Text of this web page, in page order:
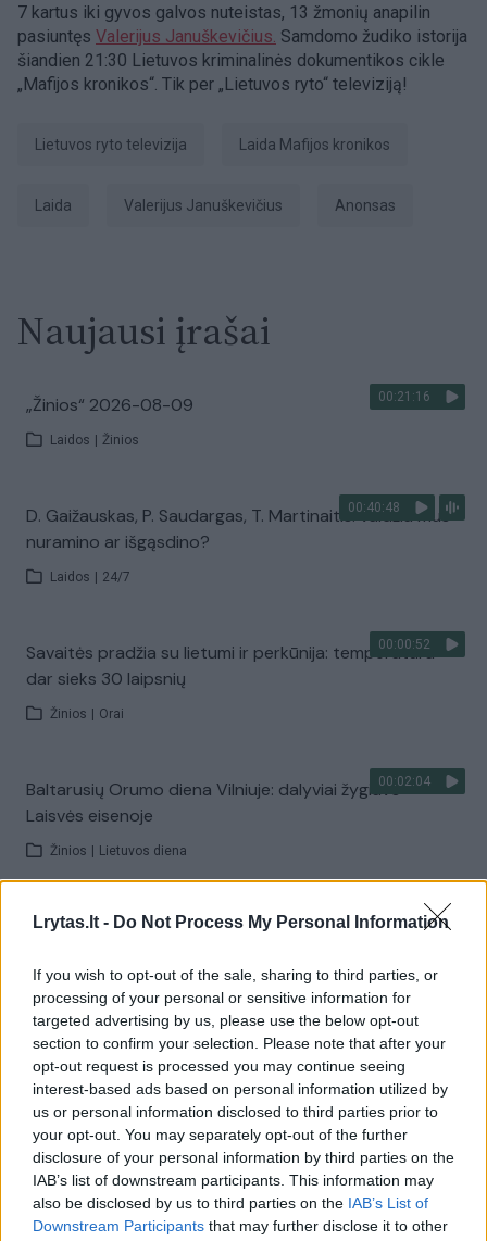
Lrytas.lt - Do Not Process My Personal Information
If you wish to opt-out of the sale, sharing to third parties, or
processing of your personal or sensitive information for
targeted advertising by us, please use the below opt-out
section to confirm your selection. Please note that after your
opt-out request is processed you may continue seeing
interest-based ads based on personal information utilized by
us or personal information disclosed to third parties prior to
your opt-out. You may separately opt-out of the further
disclosure of your personal information by third parties on the
IAB’s list of downstream participants. This information may
also be disclosed by us to third parties on the IAB’s List of
Downstream Participants that may further disclose it to other
7 kartus iki gyvos galvos nuteistas, 13 žmonių anapilin
pasiuntęs Valerijus Januškevičius. Samdomo žudiko istorija
šiandien 21:30 Lietuvos kriminalinės dokumentikos cikle
„Mafijos kronikos“. Tik per „Lietuvos ryto“ televiziją!
Lietuvos ryto televizija laida Mafijos kronikos
laida Valerijus Januškevičius anonsas
Naujausi įrašai
00:21:16
„Žinios“ 2026-08-09
Laidos Žinios
00:40:48
D. Gaižauskas, P. Saudargas, T. Martinaitis: valdžia mus
nuramino ar išgąsdino?
Laidos 24/7
00:00:52
Savaitės pradžia su lietumi ir perkūnija: temperatūra
dar sieks 30 laipsnių
Žinios Orai
00:02:04
Baltarusių Orumo diena Vilniuje: dalyviai žygiavo
Laisvės eisenoje
Žinios Lietuvos diena
Visi įrašai
Žiūrimiausi įrašai
00:00:30
Vaizdai iš tragiškos avarijos Vilniaus r.: dviejų moterų ir
vaiko gyvybių išgelbėti nepavyko
Žinios Lietuvos diena
00:00:57